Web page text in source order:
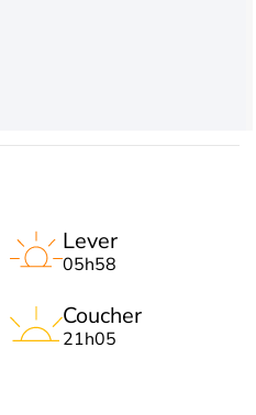
Lever
05h58
Coucher
21h05